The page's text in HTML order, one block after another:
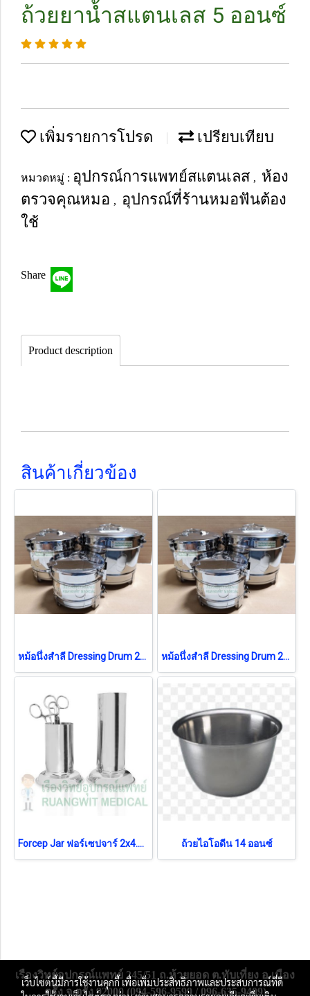
ถ้วยยาน้ำสแตนเลส 5 ออนซ์
เพิ่มรายการโปรด เปรียบเทียบ
หมวดหมู่ : อุปกรณ์การแพทย์สแตนเลส , ห้อง
ตรวจคุณหมอ , อุปกรณ์ที่ร้านหมอฟันต้อง
ใช้
Share
Product description
สินค้าเกี่ยวข้อง
หม้อนึ่งสำลี Dressing Drum 21x16 cm หม้อนึ่งสำลี Dressing Drum 24x18 cm
Forcep Jar ฟอร์เซปจาร์ 2x4.5 นิ้ว ถ้วยไอโอดีน 14 ออนซ์
เรืองวิทย์อุปกรณ์แพทย์ 245/51 ถ.ห้วยยอด ต.ทับเที่ยง อ.เมือง
ตรัง จ.ตรัง 92000 (094-596-9599 / 096-635-9409)
เว็บไซต์นี้มีการใช้งานคุกกี้ เพื่อเพิ่มประสิทธิภาพและประสบการณ์ที่ดี